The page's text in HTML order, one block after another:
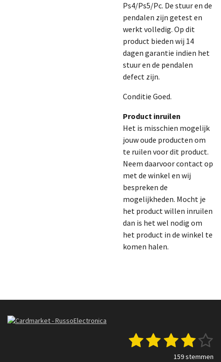
Ps4/Ps5/Pc. De stuur en de
pendalen zijn getest en
werkt volledig. Op dit
product bieden wij 14
dagen garantie indien het
stuur en de pendalen
defect zijn.
Conditie Goed.
Product inruilen
Het is misschien mogelijk
jouw oude producten om
te ruilen voor dit product.
Neem daarvoor contact op
met de winkel en wij
bespreken de
mogelijkheden. Mocht je
het product willen inruilen
dan is het wel nodig om
het product in de winkel te
komen halen.
1 2 3 4
s
5
s
159 stemmen